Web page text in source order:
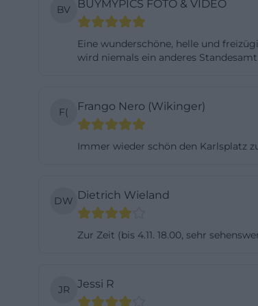
trägt.
nicht
Der
BV BUYMYPICS FOTO & VIDEO
Eine wunderschöne, helle und
wird niemals ein anderes
F( Frango Nero (Wikinger)
Immer wieder schön den Karlsplatz
DW Dietrich Wieland
Zur Zeit (bis 4.11. 18.00, sehr
JR Jessi R